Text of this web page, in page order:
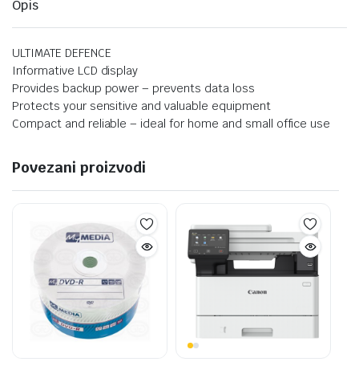
Opis
ULTIMATE DEFENCE
Informative LCD display
Provides backup power – prevents data loss
Protects your sensitive and valuable equipment
Compact and reliable – ideal for home and small office use
Povezani proizvodi